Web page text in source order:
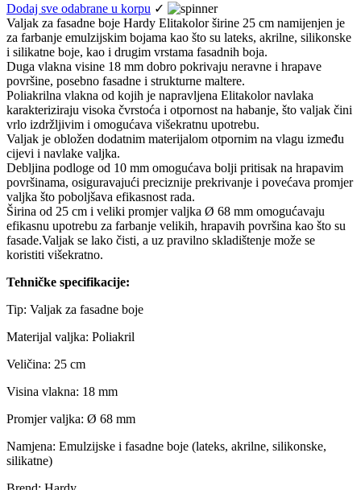
Dodaj sve odabrane u korpu ✓
Valjak za fasadne boje Hardy Elitakolor širine 25 cm namijenjen je
za farbanje emulzijskim bojama kao što su lateks, akrilne, silikonske
i silikatne boje, kao i drugim vrstama fasadnih boja.
Duga vlakna visine 18 mm dobro pokrivaju neravne i hrapave
površine, posebno fasadne i strukturne maltere.
Poliakrilna vlakna od kojih je napravljena Elitakolor navlaka
karakteriziraju visoka čvrstoća i otpornost na habanje, što valjak čini
vrlo izdržljivim i omogućava višekratnu upotrebu.
Valjak je obložen dodatnim materijalom otpornim na vlagu između
cijevi i navlake valjka.
Debljina podloge od 10 mm omogućava bolji pritisak na hrapavim
površinama, osiguravajući preciznije prekrivanje i povećava promjer
valjka što poboljšava efikasnost rada.
Širina od 25 cm i veliki promjer valjka Ø 68 mm omogućavaju
efikasnu upotrebu za farbanje velikih, hrapavih površina kao što su
fasade.Valjak se lako čisti, a uz pravilno skladištenje može se
koristiti višekratno.
Tehničke specifikacije:
Tip: Valjak za fasadne boje
Materijal valjka: Poliakril
Veličina: 25 cm
Visina vlakna: 18 mm
Promjer valjka: Ø 68 mm
Namjena: Emulzijske i fasadne boje (lateks, akrilne, silikonske,
silikatne)